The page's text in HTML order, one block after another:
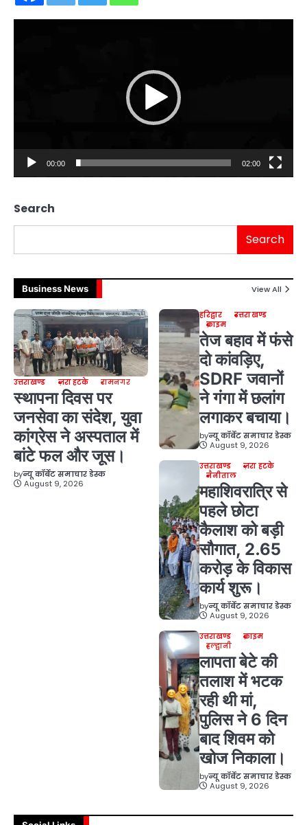
00:00 02:00
Search
Search
Business News View All
उत्तराखण्ड ज़रा हटके रामनगर
स्थापना दिवस पर
जनसेवा का संदेश, युवा
कांग्रेस ने अस्पताल में
बांटे फल और जूस।
byन्यू कॉर्बेट समाचार डेस्क
August 9, 2026
हरिद्वार
उत्तराखण्ड
क्राइम
तेज बहाव में फंसे
दो कांवड़िए,
SDRF जवानों
ने गंगा में छलांग
लगाकर बचाया।
byन्यू कॉर्बेट समाचार डेस्क
August 9, 2026
उत्तराखण्ड
ज़रा हटके
नैनीताल
महाशिवरात्रि से
पहले छोटा
कैलाश को बड़ी
सौगात, 2.65
करोड़ के विकास
कार्य शुरू।
byन्यू कॉर्बेट समाचार डेस्क
August 9, 2026
उत्तराखण्ड
क्राइम
हल्द्वानी
लापता बेटे की
तलाश में भटक
रही थी मां,
पुलिस ने 6 दिन
बाद शिवम को
खोज निकाला।
byन्यू कॉर्बेट समाचार डेस्क
August 9, 2026